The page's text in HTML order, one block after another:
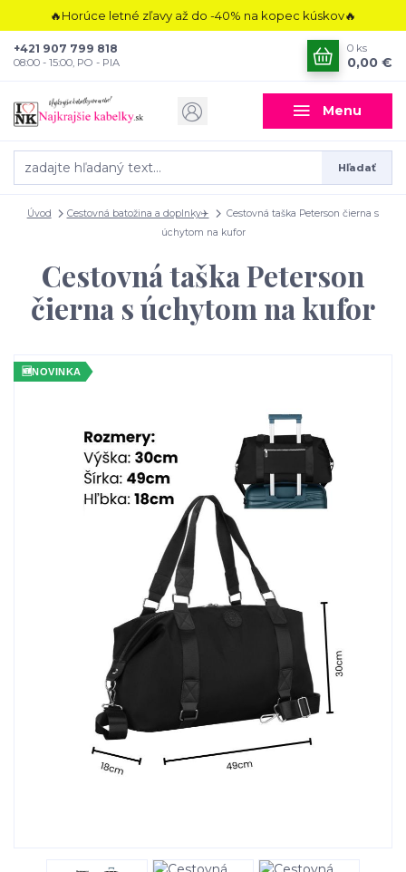
🔥Horúce letné zľavy až do -40% na kopec kúskov🔥
Menu
Hľadať
+421 907 799 818
08:00 - 15:00, PO - PIA
0 ks
0,00 €
Úvod Cestovná batožina a doplnky✈️
Cestovná taška Peterson čierna s
úchytom na kufor
Cestovná taška Peterson
čierna s úchytom na kufor
🆕NOVINKA